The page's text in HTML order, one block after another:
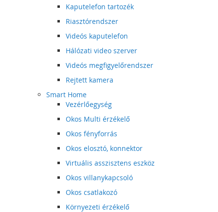
Kaputelefon tartozék
Riasztórendszer
Videós kaputelefon
Hálózati video szerver
Videós megfigyelőrendszer
Rejtett kamera
Smart Home
Vezérlőegység
Okos Multi érzékelő
Okos fényforrás
Okos elosztó, konnektor
Virtuális asszisztens eszköz
Okos villanykapcsoló
Okos csatlakozó
Környezeti érzékelő